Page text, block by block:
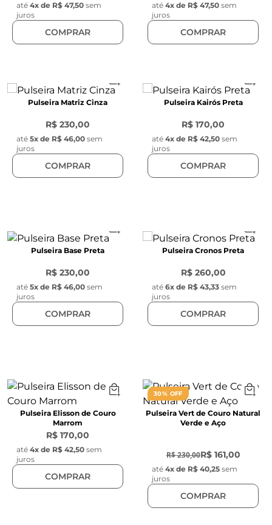
até 4x de R$ 47,50 sem
juros
COMPRAR
até 4x de R$ 47,50 sem
juros
COMPRAR
Pulseira Matriz Cinza
R$ 230,00
até 5x de R$ 46,00 sem
juros
COMPRAR
Pulseira Kairós Preta
R$ 170,00
até 4x de R$ 42,50 sem
juros
COMPRAR
Pulseira Base Preta
R$ 230,00
até 5x de R$ 46,00 sem
juros
COMPRAR
Pulseira Cronos Preta
R$ 260,00
até 6x de R$ 43,33 sem
juros
COMPRAR
Pulseira Elisson de Couro
Marrom
R$ 170,00
até 4x de R$ 42,50 sem
juros
COMPRAR
30% OFF
Pulseira Vert de Couro Natural
Verde e Aço
R$ 230,00R$ 161,00
até 4x de R$ 40,25 sem
juros
COMPRAR